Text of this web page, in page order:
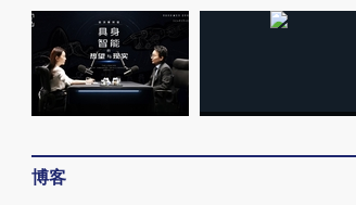
博客